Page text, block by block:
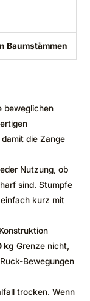
Baumstämmen
beweglichen
die Zange
Nutzung, ob
sind. Stumpfe
kurz mit
kg Grenze nicht,
Bewegungen
trocken. Wenn